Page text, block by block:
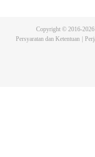
Xingyun menghadapi
Copyright © 2016-2026
Persyaratan dan Ketentuan